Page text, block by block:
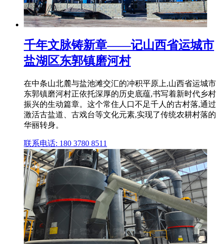
千年文脉铸新章——记山西省运城市
盐湖区东郭镇磨河村
在中条山北麓与盐池滩交汇的冲积平原上,山西省运城市
东郭镇磨河村正依托深厚的历史底蕴,书写着新时代乡村
振兴的生动篇章。这个常住人口不足千人的古村落,通过
激活古盐道、古戏台等文化元素,实现了传统农耕村落的
华丽转身。
联系电话: 180 3780 8511